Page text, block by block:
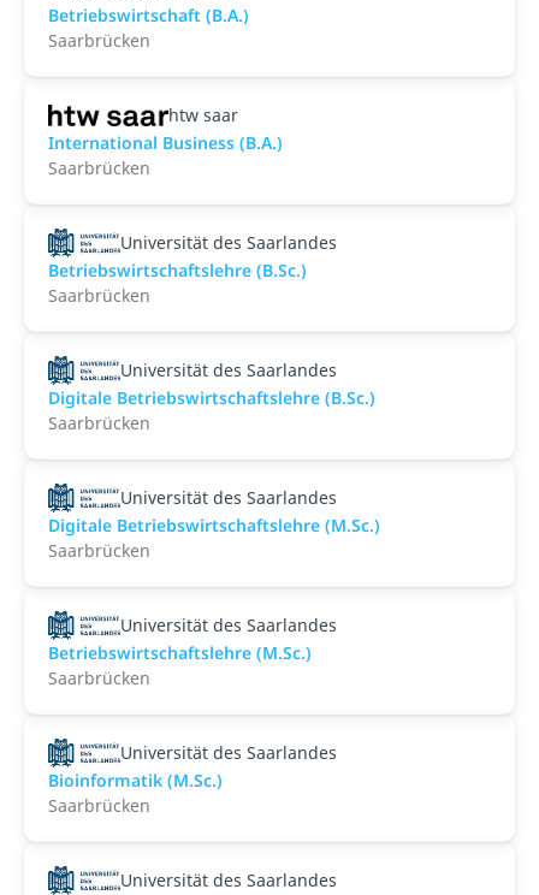
Betriebswirtschaft (B.A.)
Saarbrücken
htw saar
International Business (B.A.)
Saarbrücken
Universität des Saarlandes
Betriebswirtschaftslehre (B.Sc.)
Saarbrücken
Universität des Saarlandes
Digitale Betriebswirtschaftslehre (B.Sc.)
Saarbrücken
Universität des Saarlandes
Digitale Betriebswirtschaftslehre (M.Sc.)
Saarbrücken
Universität des Saarlandes
Betriebswirtschaftslehre (M.Sc.)
Saarbrücken
Universität des Saarlandes
Bioinformatik (M.Sc.)
Saarbrücken
Universität des Saarlandes